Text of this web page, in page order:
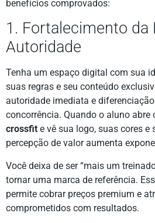
benefícios comprovados:
1. Fortalecimento da
Autoridade
Tenha um espaço digital com sua
suas regras e seu conteúdo
autoridade imediata e
concorrência. Quando o aluno abre
crossfit e vê sua logo, suas cores e
percepção de valor aumenta
Você deixa de ser “mais um
tornar uma marca de referência.
permite cobrar preços premium e
comprometidos com resultados.